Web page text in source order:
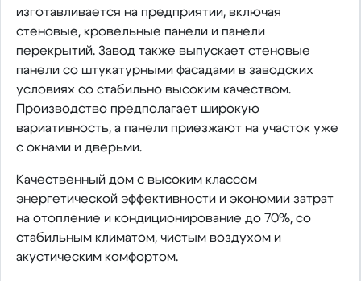
изготавливается на предприятии, включая
стеновые, кровельные панели и панели
перекрытий. Завод также выпускает стеновые
панели со штукатурными фасадами в заводских
условиях со стабильно высоким качеством.
Производство предполагает широкую
вариативность, а панели приезжают на участок уже
с окнами и дверьми.
Качественный дом с высоким классом
энергетической эффективности и экономии затрат
на отопление и кондиционирование до 70%, со
стабильным климатом, чистым воздухом и
акустическим комфортом.